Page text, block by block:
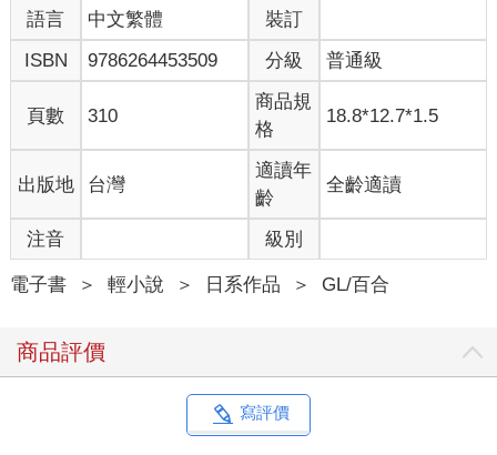
語言 中文繁體
裝訂
ISBN
9786264453509 分級 普通級
頁數 310
商品規
格
18.8*12.7*1.5
出版地 台灣
適讀年
齡
全齡適讀
注音 級別
電子書 ＞ 輕小說 ＞ 日系作品 ＞ GL/百合
商品評價
寫評價